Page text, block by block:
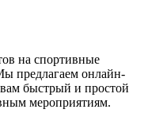
на спортивные
предлагаем онлайн-
быстрый и простой
мероприятиям.